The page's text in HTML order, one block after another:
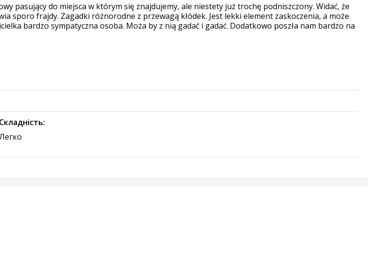
pasujący do miejsca w którym się znajdujemy, ale niestety już trochę podniszczony. Widać, że
sporo frajdy. Zagadki różnorodne z przewagą kłódek. Jest lekki element zaskoczenia, a może
bardzo sympatyczna osoba. Moża by z nią gadać i gadać. Dodatkowo poszła nam bardzo na
Складність: